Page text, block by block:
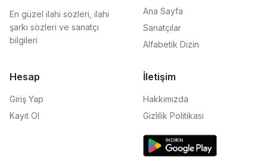
En güzel ilahi sözleri, ilahi
şarkı sözleri ve sanatçı
bilgileri
Ana Sayfa
Sanatçılar
Alfabetik Dizin
Hesap
Giriş Yap
Kayıt Ol
İletişim
Hakkımızda
Gizlilik Politikası